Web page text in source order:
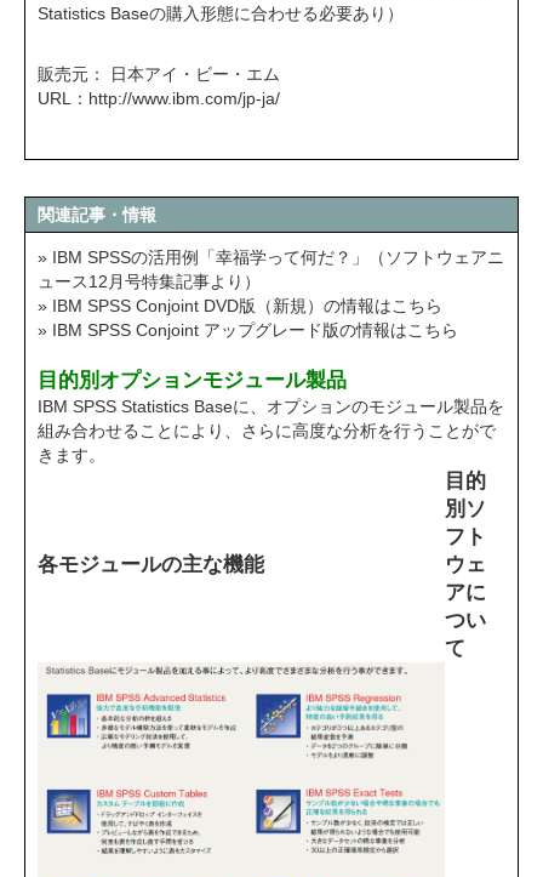
Statistics Baseの購入形態に合わせる必要あり）
販売元： 日本アイ・ビー・エム
URL： http://www.ibm.com/jp-ja/
関連記事・情報
» IBM SPSSの活用例「幸福学って何だ？」（ソフトウェアニ
ュース12月号特集記事より）
» IBM SPSS Conjoint DVD版（新規）の情報はこちら
» IBM SPSS Conjoint アップグレード版の情報はこちら
目的別オプションモジュール製品
IBM SPSS Statistics Baseに、オプションのモジュール製品を
組み合わせることにより、さらに高度な分析を行うことがで
きます。
各モジュールの主な機能
目的
別ソ
フト
ウェ
アに
つい
て